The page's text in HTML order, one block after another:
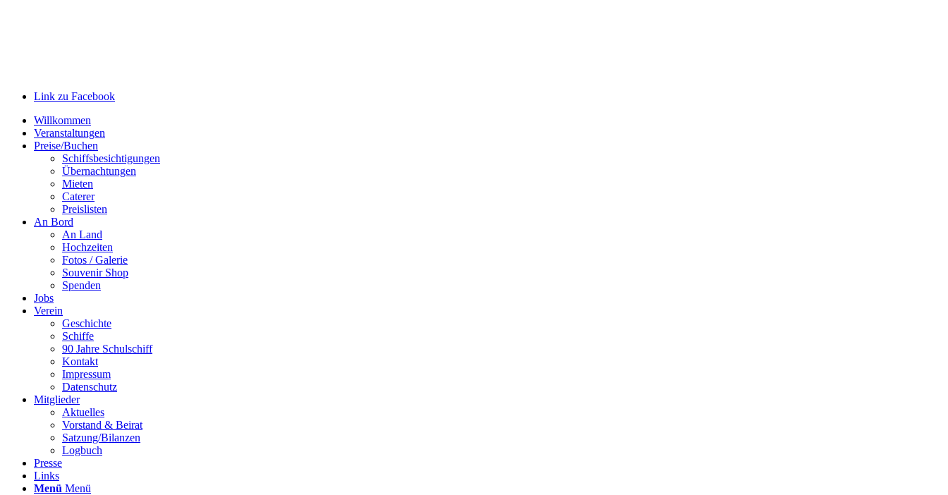
Link zu Facebook
Willkommen
Veranstaltungen
Preise/Buchen
Schiffsbesichtigungen
Übernachtungen
Mieten
Caterer
Preislisten
An Bord
An Land
Hochzeiten
Fotos / Galerie
Souvenir Shop
Spenden
Jobs
Verein
Geschichte
Schiffe
90 Jahre Schulschiff
Kontakt
Impressum
Datenschutz
Mitglieder
Aktuelles
Vorstand & Beirat
Satzung/Bilanzen
Logbuch
Presse
Links
Menü Menü